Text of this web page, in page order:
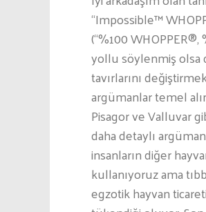
“Impossible™
(“%100
yollu söylenmiş olsa
tavırlarını
argümanlar temel
Pisagor ve Valluvar
daha detaylı
insanların diğer
kullanıyoruz ama
egzotik hayvan